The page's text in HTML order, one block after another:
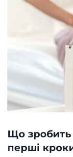
Що зробить
перші